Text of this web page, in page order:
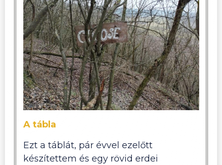
A tábla
Ezt a táblát, pár évvel ezelőtt
készítettem és egy rövid erdei